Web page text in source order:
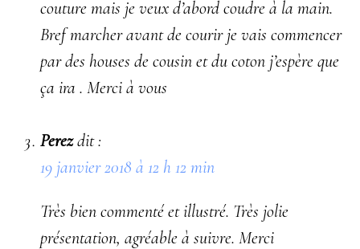
couture mais je veux d’abord coudre à la main.
Bref marcher avant de courir je vais commencer
par des houses de cousin et du coton j’espère que
ça ira . Merci à vous
Perezdit :
19 janvier 2018 à 12 h 12 min
Très bien commenté et illustré. Très jolie
présentation, agréable à suivre. Merci